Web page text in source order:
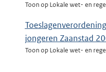
Toon op Lokale wet- en
jongeren Zaanstad
Toon op Lokale wet- en